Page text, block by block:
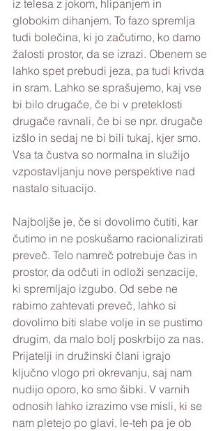
iz telesa z jokom, hlipanjem in
globokim dihanjem. To fazo spremlja
tudi bolečina, ki jo začutimo, ko damo
žalosti prostor, da se izrazi. Obenem se
lahko spet prebudi jeza, pa tudi krivda
in sram. Lahko se sprašujemo, kaj vse
bi bilo drugače, če bi v preteklosti
drugače ravnali, če bi se npr. drugače
izšlo in sedaj ne bi bili tukaj, kjer smo.
Vsa ta čustva so normalna in služijo
vzpostavljanju nove perspektive nad
nastalo situacijo.
Najboljše je, če si dovolimo čutiti, kar
čutimo in ne poskušamo racionalizirati
preveč. Telo namreč potrebuje čas in
prostor, da odčuti in odloži senzacije,
ki spremljajo izgubo. Od sebe ne
rabimo zahtevati preveč, lahko si
dovolimo biti slabe volje in se pustimo
drugim, da malo bolj poskrbijo za nas.
Prijatelji in družinski člani igrajo
ključno vlogo pri okrevanju, saj nam
nudijo oporo, ko smo šibki. V varnih
odnosih lahko izrazimo vse misli, ki se
nam pletejo po glavi, le-teh pa je ob